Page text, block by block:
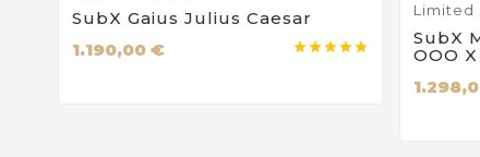
SubX Gaius Julius Caesar

1.190,00 €
Limited
SubX
OOO